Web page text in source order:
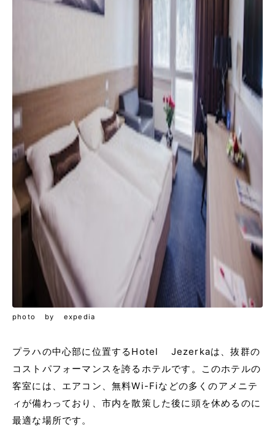
photo by expedia
プラハの中心部に位置するHotel Jezerkaは、抜群の
コストパフォーマンスを誇るホテルです。このホテルの
客室には、エアコン、無料Wi-Fiなどの多くのアメニテ
ィが備わっており、市内を散策した後に頭を休めるのに
最適な場所です。